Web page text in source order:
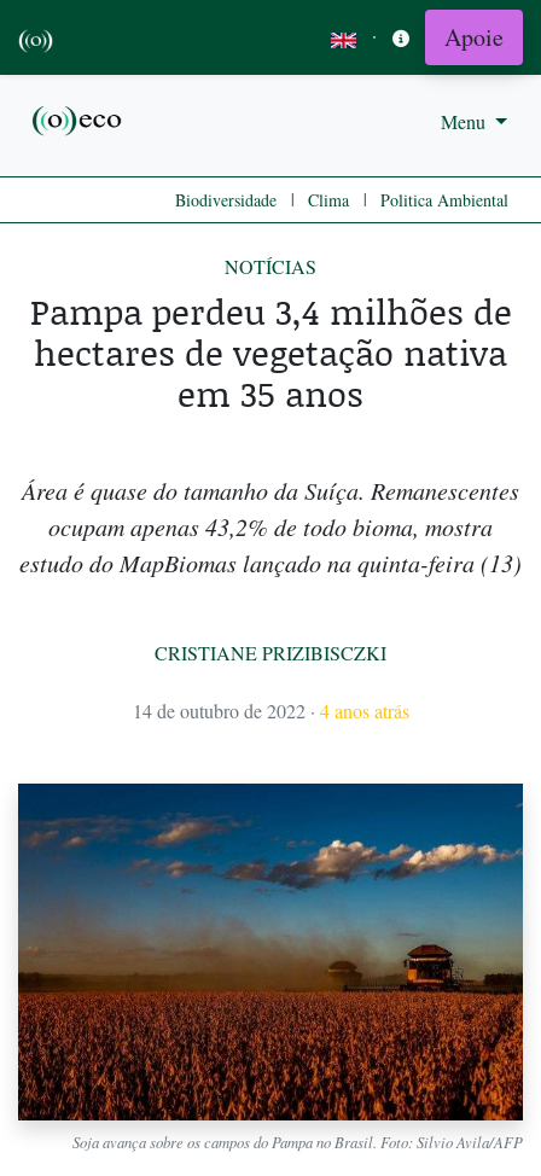
· Apoie
Menu
Biodiversidade | Clima | Politica Ambiental
NOTÍCIAS
Pampa perdeu 3,4 milhões de
hectares de vegetação nativa
em 35 anos
Área é quase do tamanho da Suíça. Remanescentes
ocupam apenas 43,2% de todo bioma, mostra
estudo do MapBiomas lançado na quinta-feira (13)
CRISTIANE PRIZIBISCZKI
14 de outubro de 2022 · 4 anos atrás
Soja avança sobre os campos do Pampa no Brasil. Foto: Silvio Avila/AFP